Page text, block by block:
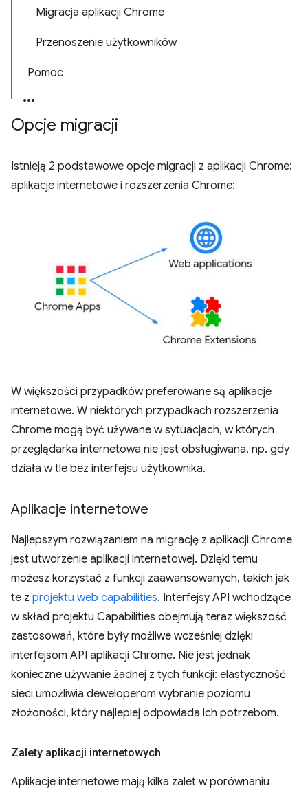
Migracja aplikacji Chrome
Przenoszenie użytkowników
Pomoc
Opcje migracji
Istnieją 2 podstawowe opcje migracji z aplikacji Chrome:
aplikacje internetowe i rozszerzenia Chrome:
W większości przypadków preferowane są aplikacje
internetowe. W niektórych przypadkach rozszerzenia
Chrome mogą być używane w sytuacjach, w których
przeglądarka internetowa nie jest obsługiwana, np. gdy
działa w tle bez interfejsu użytkownika.
Aplikacje internetowe
Najlepszym rozwiązaniem na migrację z aplikacji Chrome
jest utworzenie aplikacji internetowej. Dzięki temu
możesz korzystać z funkcji zaawansowanych, takich jak
te z projektu web capabilities. Interfejsy API wchodzące
w skład projektu Capabilities obejmują teraz większość
zastosowań, które były możliwe wcześniej dzięki
interfejsom API aplikacji Chrome. Nie jest jednak
konieczne używanie żadnej z tych funkcji: elastyczność
sieci umożliwia deweloperom wybranie poziomu
złożoności, który najlepiej odpowiada ich potrzebom.
Zalety aplikacji internetowych
Aplikacje internetowe mają kilka zalet w porównaniu